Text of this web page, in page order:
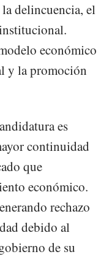
delincuencia, el
económico
y la promoción
es
continuidad
que
económico.
rechazo
debido al
de su